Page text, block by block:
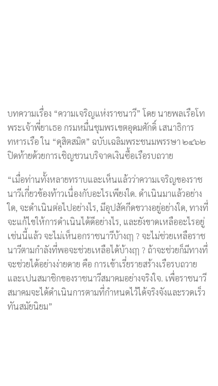
บทความเรื่อง “ความเจริญแห่งราชนาวี” โดย นายพลเรือโท
พระเจ้าพี่ยาเธอ กรมหมื่นชุมพรเขตอุดมศักดิ์ เสนาธิการ
ทหารเรือ ใน “ดุสิตสมิต” ฉบับเฉลิมพระชนมพรรษา ๒๔๖๒
ปิดท้ายด้วยการเชิญชวนบริจาคเงินซื้อเรือรบถวาย
“เมื่อท่านทั้งหลายทราบและเห็นแล้วว่าความเจริญของราช
นาวีเกี่ยวข้องท้าวเนื่องกับอะไรเพียงใด. ดำเนินมาแล้วอย่าง
ใด, จะดำเนินต่อไปอย่างไร, มีอุปสัคกีดขวางอยู่อย่างใด, ทางที่
จะแก้ไขให้การดำเนินได้ดีอย่างไร, และยังขาดเหลืออะไรอยู่
เช่นนี้แล้ว จะไม่เห็นอกราชนาวีบ้างฤๅ ? จะไม่ช่วยเหลือราช
นาวีตามกำลังที่พอจะช่วยเหลือได้บ้างฤๅ ? ถ้าจะช่วยก็มีทางที่
จะช่วยได้อย่างง่ายดาย คือ การเข้าเรี่ยรายสร้างเรือรบถวาย
และเปนสมาชิกของราชนาวีสมาคมอย่างจริงใจ. เพื่อราชนาวี
สมาคมจะได้ดำเนินการตามที่กำหนดไว้ได้จริงจังและรวดเร็ว
ทันสมัยนิยม”